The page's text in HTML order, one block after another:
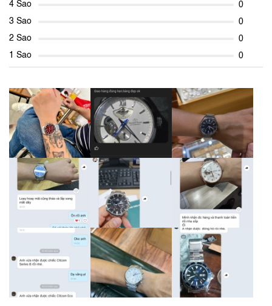
4 Sao
0
3 Sao
0
2 Sao
0
1 Sao
0